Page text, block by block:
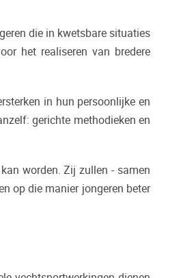
die in kwetsbare situaties
het realiseren van bredere
in hun persoonlijke en
gerichte methodieken en
worden. Zij zullen - samen
op die manier jongeren beter